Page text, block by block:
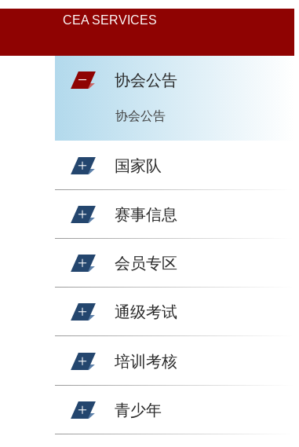
CEA SERVICES
协会公告
协会公告
国家队
赛事信息
会员专区
通级考试
培训考核
青少年